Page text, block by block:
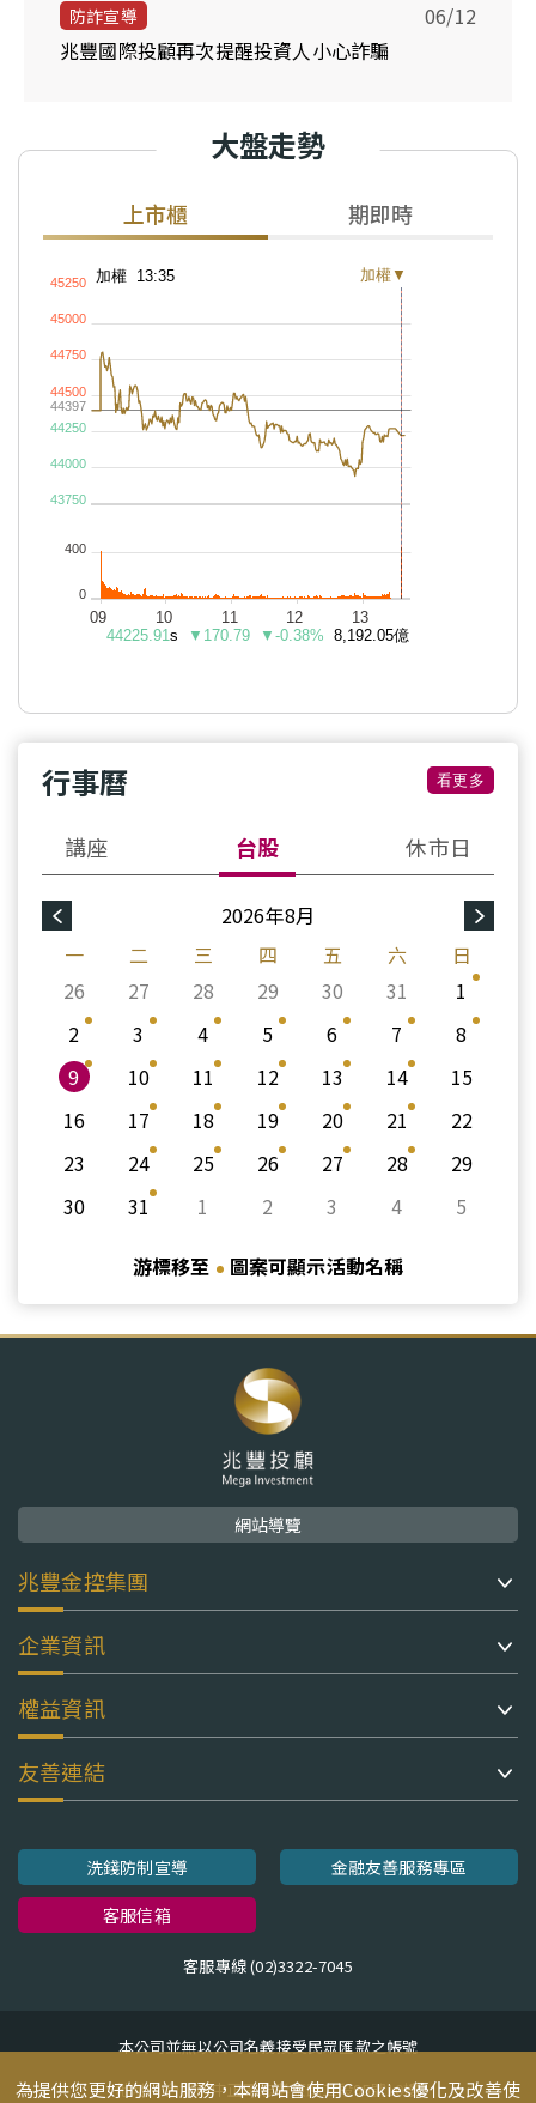
防詐宣導
兆豐國際投顧再次提醒投資人小心詐騙
06/12
大盤走勢
上市櫃 期即時
行事曆 看更多
講座 台股 休市日
2026年8月
一
二 三 四 五 六
日
26
27 28 29 30 31
1
2
3 4 5 6 7
8
9
10 11 12 13 14
15
16
17 18 19 20 21
22
23
24 25 26 27 28
29
30
31 1 2 3 4 5
游標移至 圖案可顯示活動名稱
網站導覽
兆豐金控集團
企業資訊
權益資訊
友善連結
洗錢防制宣導
金融友善服務專區
客服信箱
客服專線 (02)3322-7045
本公司並無以公司名義接受民眾匯款之帳號
地址：台北市中正區忠孝東路二段95號10樓
為提供您更好的網站服務，本網站會使用Cookies優化及改善使